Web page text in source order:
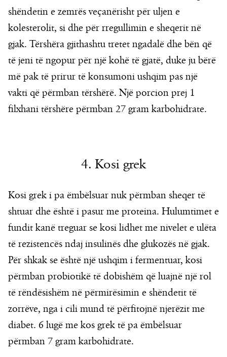
shëndetin e zemrës veçanërisht për uljen e
kolesterolit, si dhe për rregullimin e sheqerit në
gjak. Tërshëra gjithashtu tretet ngadalë dhe bën që
të jeni të ngopur për një kohë të gjatë, duke ju bërë
më pak të prirur të konsumoni ushqim pas një
vakti që përmban tërshërë. Një porcion prej 1
filxhani tërshëre përmban 27 gram karbohidrate.
4. Kosi grek
Kosi grek i pa ëmbëlsuar nuk përmban sheqer të
shtuar dhe është i pasur me proteina. Hulumtimet e
fundit kanë treguar se kosi lidhet me nivelet e ulëta
të rezistencës ndaj insulinës dhe glukozës në gjak.
Për shkak se është një ushqim i fermentuar, kosi
përmban probiotikë të dobishëm që luajnë një rol
të rëndësishëm në përmirësimin e shëndetit të
zorrëve, nga i cili mund të përfitojnë njerëzit me
diabet. 6 lugë me kos grek të pa ëmbëlsuar
përmban 7 gram karbohidrate.